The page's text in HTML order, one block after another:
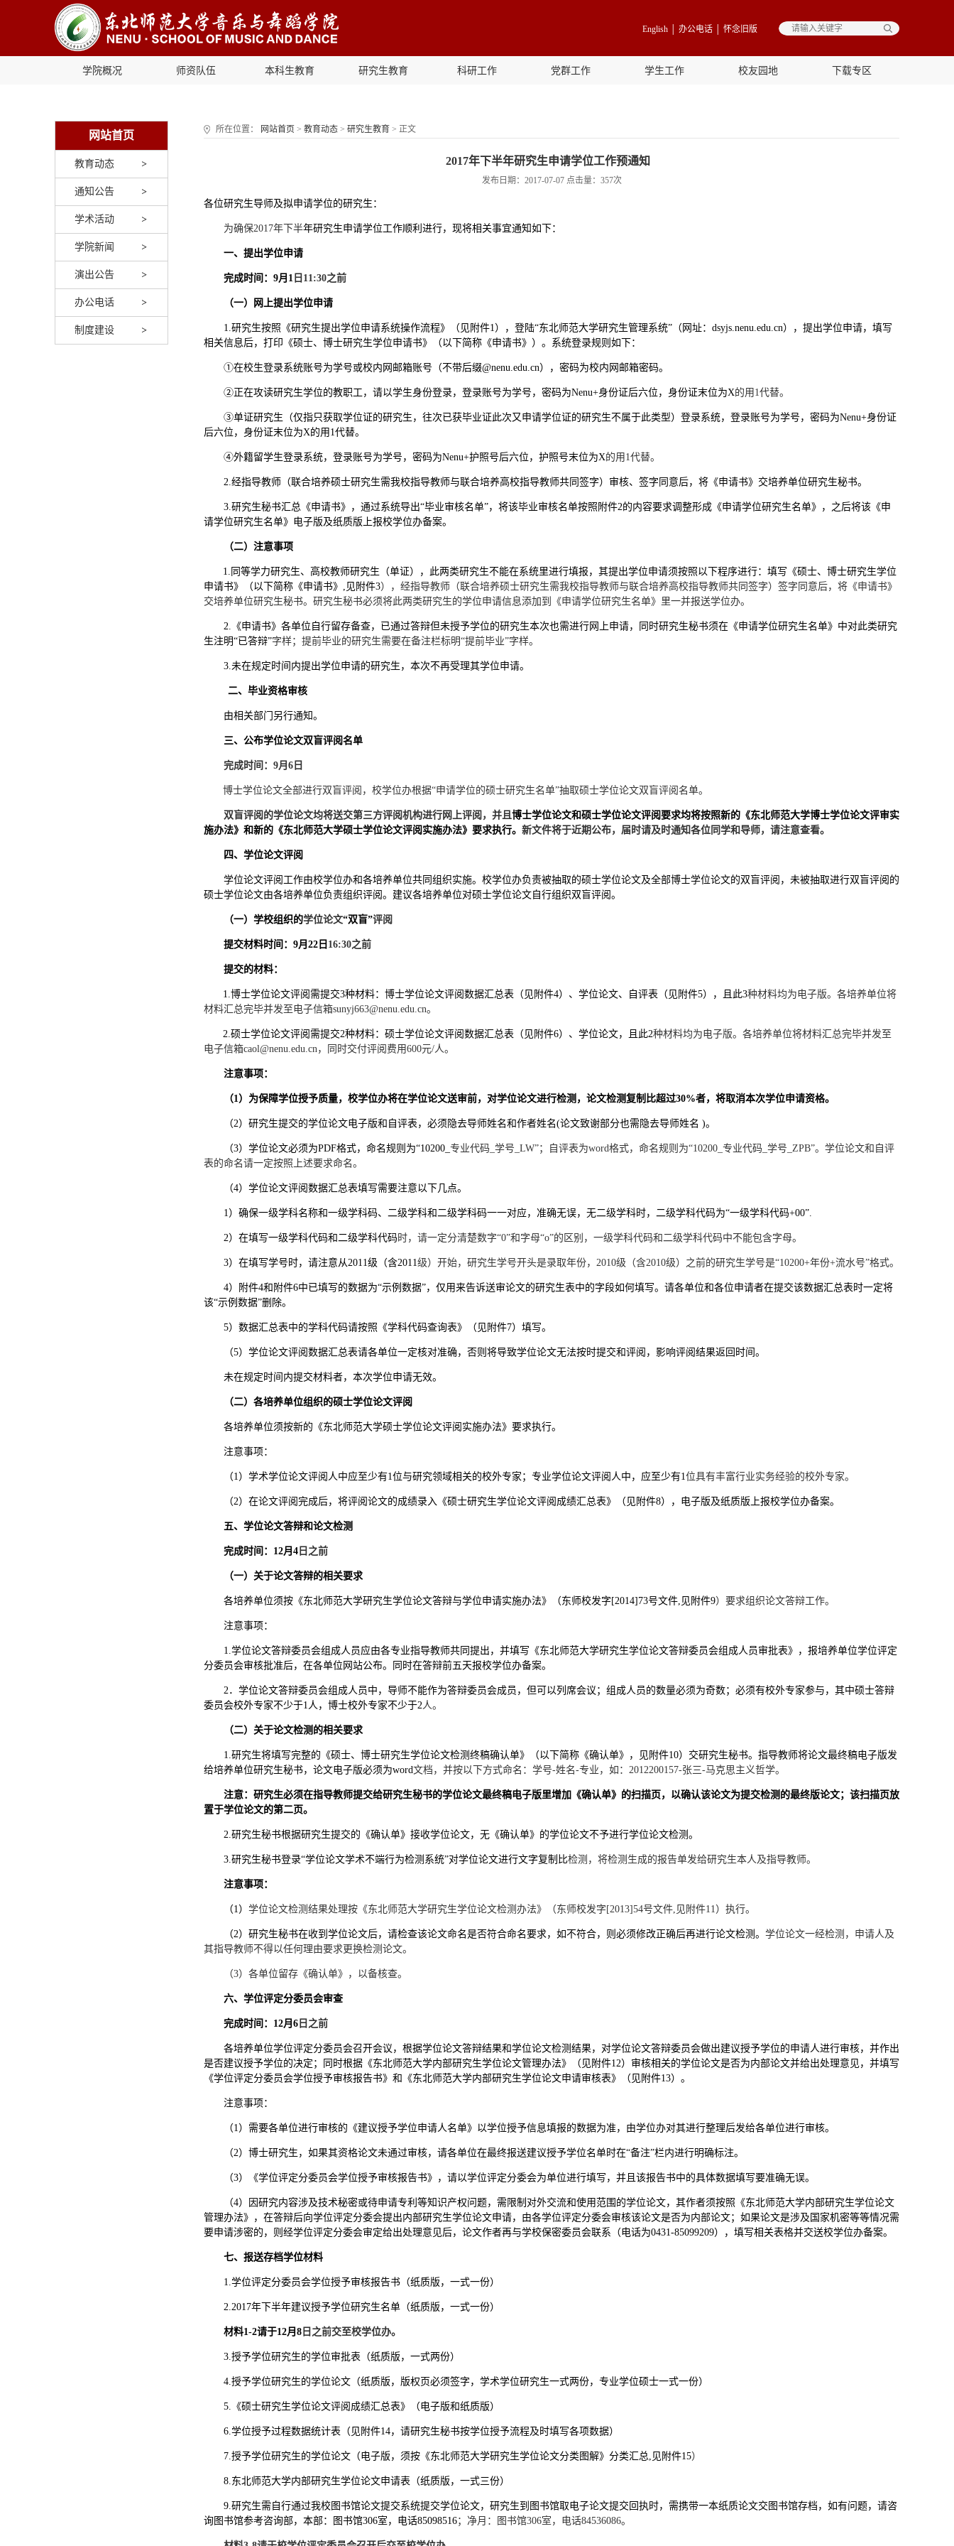
English 办公电话 怀念旧版
学院概况 师资队伍 本科生教育 研究生教育 科研工作 党群工作 学生工作 校友园地 下载专区
网站首页
教育动态
通知公告
学术活动
学院新闻
演出公告
办公电话
制度建设
所在位置： 网站首页 > 教育动态 > 研究生教育 > 正文
2017年下半年研究生申请学位工作预通知
发布日期：2017-07-07 点击量： 357次
各位研究生导师及拟申请学位的研究生：
为确保2017年下半年研究生申请学位工作顺利进行，现将相关事宜通知如下：
一、提出学位申请
完成时间： 9月 1 日 11:30之前
（一）网上提出学位申请
1.研究生按照《研究生提出学位申请系统操作流程》（见附件1），登陆“东北师范大学研究生管理系统”（网址： dsyjs.nenu.edu.cn），提出学位申请，填写
相关信息后，打印《硕士、博士研究生学位申请书》（以下简称《申请书》）。 系统登录规则如下：
①在校生登录系统账号为学号或校内网邮箱账号（不带后缀@nenu.edu.cn），密码为校内网邮箱密码。
②正在攻读研究生学位的教职工，请以学生身份登录，登录账号为学号，密码为Nenu+身份证后六位，身份证末位为X的用 1代替。
③单证研究生（仅指只获取学位证的研究生，往次已获毕业证此次又申请学位证的研究生不属于此类型）登录系统，登录账号为学号，密码为Nenu+身份证
后六位，身份证末位为X的用1代替。
④外籍留学生登录系统，登录账号为学号，密码为Nenu+护照号后六位，护照号末位为X的用 1代替。
2.经指导教师（联合培养硕士研究生需我校指导教师与联合培养高校指导教师共同签字）审核、签字同意后，将《申请书》交培养单位研究生秘书。
3.研究生秘书汇总《申请书》，通过系统导出“毕业审核名单”，将该毕业审核名单按照附件2的内容要求调整形成《申请学位研究生名单》，之后将该《申
请学位研究生名单》电子版及纸质版上报校学位办备案。
（二）注意事项
1.同等学力研究生、高校教师研究生（单证），此两类研究生不能在系统里进行填报，其提出学位申请须按照以下程序进行：填写《硕士、博士研究生学位
申请书》（以下简称《申请书》, 见附件3），经指导教师（联合培养硕士研究生需我校指导教师与联合培养高校指导教师共同签字）签字同意后，将《申请书》
交培养单位研究生秘书。研究生秘书必须将此两类研究生的学位申请信息添加到《申请学位研究生名单》里一并报送学位办。
2.《申请书》各单位自行留存备查，已通过答辩但未授予学位的研究生本次也需进行网上申请，同时研究生秘书须在《申请学位研究生名单》中对此类研究
生注明“已答辩”字样；提前毕业的研究生需要在备注栏标明“提前毕业”字样。
3.未在规定时间内提出学位申请的研究生，本次不再受理其学位申请。
二、毕业资格审核
由相关部门另行通知。
三、公布学位论文双盲评阅名单
完成时间： 9月 6 日
博士学位论文全部进行双盲评阅，校学位办根据“申请学位的硕士研究生名单”抽取硕士学位论文双盲评阅名单。
双盲评阅的学位论文均将送交第三方评阅机构进行网上评阅 ，并且博士学位论文和硕士学位论文评阅要求均将按照新的《东北师范大学博士学位论文评审实
施办法》和新的《东北师范大学硕士学位论文评阅实施办法》 要求执行。 新文件将于近期公布，届时请及时通知各位同学和导师，请注意查看。
四、学位论文评阅
学位论文评阅工作由校学位办和各培养单位共同组织实施。校学位办负责被抽取的硕士学位论文及全部博士学位论文的双盲评阅，未被抽取进行双盲评阅的
硕士学位论文由各培养单位负责组织评阅。建议各培养单位对硕士学位论文自行组织双盲评阅。
（一）学校组织的学位论文“双盲”评阅
提交材料时间： 9月22 日 16:30之前
提交的材料：
1.博士学位论文评阅需提交3种材料：博士学位论文评阅数据汇总表（见附件4）、学位论文、自评表 （见附件5） ，且此3种材料均为电子版。 各培养单位将
材料汇总完毕并发至电子信箱sunyj663@nenu.edu.cn。
2.硕士学位论文评阅需提交2种材料：硕士学位论文评阅数据汇总表（见附件6）、学位论文，且此2种材料均为电子版。各培养单位将材料汇总完毕并发至
电子信箱caol@nenu.edu.cn，同时交付评阅费用600元/人。
注意事项：
（1）为保障学位授予质量，校学位办将在学位论文送审前，对学位论文进行检测，论文检测复制比超过30%者，将取消本次学位申请资格。
（2）研究生提交的学位论文电子版和自评表，必须隐去导师姓名和作者姓名(论文致谢部分也需隐去导师姓名 )。
（3）学位论文必须为PDF格式，命名规则为“10200_ 专业代码 _学号_LW”；自评表为word格式，命名规则为“10200_专业代码_学号_ZPB”。学位论文和自评
表的命名请一定按照上述要求命名。
（4）学位论文评阅数据汇总表填写需要注意以下几点。
1）确保一级学科名称和一级学科码、二级学科和二级学科码一一对应，准确无误，无二级学科时，二级学科代码为“一级学科代码+00”.
2）在填写一级学科代码和二级学科代码时，请一定分清楚数字“0”和字母“o”的区别，一级学科代码和二级学科代码中不能包含字母。
3）在填写学号时，请注意从2011级（含2011级）开始， 研究生学号开头是录取年份， 2010级（含2010级）之前的研究生学号是“10200+年份+流水号”格式。
4）附件4和附件6中 已填写的数据为“示例数据”，仅用来告诉送审论文的研究生表中的字段如何填写。请各单位和各位申请者在提交该数据汇总表时一定将
该“示例数据”删除。
5）数据汇总表中的学科代码请按照《学科代码查询表》（见附件7）填写。
（5）学位论文评阅数据汇总表请各单位一定核对准确，否则将导致学位论文无法按时提交和评阅，影响评阅结果返回时间。
未在规定时间内提交材料者，本次学位申请无效。
（二）各培养单位组织的硕士学位论文评阅
各培养单位须按新的《东北师范大学硕士学位论文评阅实施办法》要求执行。
注意事项：
（1）学术学位论文评阅人中应至少有1位与研究领域相关的校外专家；专业学位论文评阅人中，应至少有1位具有丰富行业实务经验的校外专家。
（2）在论文评阅完成后，将评阅论文的成绩录入《硕士研究生学位论文评阅成绩汇总表》（见附件8），电子版及纸质版上报校学位办备案。
五、学位论文答辩和论文检测
完成时间： 12月 4 日之前
（一）关于论文答辩的相关要求
各培养单位须按《东北师范大学研究生学位论文答辩与学位申请实施办法》（东师校发字 [2014]73号文件, 见附件9）要求组织论文答辩工作。
注意事项：
1.学位论文答辩委员会组成人员应由各专业指导教师共同提出，并填写《东北师范大学研究生学位论文答辩委员会组成人员审批表》，报培养单位学位评定
分委员会审核批准后，在各单位网站公布。同时在答辩前五天报校学位办备案。
2．学位论文答辩委员会组成人员中，导师不能作为答辩委员会成员，但可以列席会议；组成人员的数量必须为奇数；必须有校外专家参与，其中硕士答辩
委员会校外专家不少于1人，博士校外专家不少于2人。
（二）关于论文检测的相关要求
1.研究生将填写完整的《硕士、博士研究生学位论文检测终稿确认单》（以下简称《确认单》，见附件10）交研究生秘书。指导教师将论文最终稿电子版发
给培养单位研究生秘书，论文电子版必须为word文档，并按以下方式命名：学号-姓名-专业，如：2012200157-张三-马克思主义哲学。
注意：研究生必须在指导教师提交给研究生秘书的学位论文最终稿电子版里增加《确认单》的扫描页，以确认该论文为提交检测的最终版论文；该扫描页放
置于学位论文的第二页。
2.研究生秘书根据研究生提交的《确认单》接收学位论文，无《确认单》的学位论文不予进行学位论文检测。
3.研究生秘书登录“学位论文学术不端行为检测系统”对学位论文进行文字复制比检测 ， 将检测生成的报告单发给研究生本人及指导教师。
注意事项：
（1） 学位论文检测结果处理按《东北师范大学研究生学位论文检测办法》（东师校发字 [2013]54号文件,见附件11）执行。
（2）研究生秘书在收到学位论文后，请检查该论文命名是否符合命名要求，如不符合，则必须修改正确后再进行论文检测。 学位论文一经检测，申请人及
其指导教师不得以任何理由要求更换检测论文。
（3）各单位留存《确认单》，以备核查。
六、学位评定分委员会审查
完成时间： 12月 6 日之前
各培养单位学位评定分委员会召开会议，根据学位论文答辩结果和学位论文检测结果，对学位论文答辩委员会做出建议授予学位的申请人进行审核，并作出
是否建议授予学位的决定；同时根据《东北师范大学内部研究生学位论文管理办法》（见附件12） 审核相关的学位论文是否为内部论文并给出处理意见，并填写
《学位评定分委员会学位授予审核报告书》和《东北师范大学内部研究生学位论文申请审核表》（见附件13） 。
注意事项：
（1）需要各单位进行审核的《建议授予学位申请人名单》以学位授予信息填报的数据为准，由学位办对其进行整理后发给各单位进行审核。
（2）博士研究生，如果其资格论文未通过审核，请各单位在最终报送建议授予学位名单时在“备注”栏内进行明确标注。
（3）《学位评定分委员会学位授予审核报告书》，请以学位评定分委会为单位进行填写，并且该报告书中的具体数据填写要准确无误。
（4）因研究内容涉及技术秘密或待申请专利等知识产权问题，需限制对外交流和使用范围的学位论文，其作者须按照《东北师范大学内部研究生学位论文
管理办法》 ，在答辩后向学位评定分委会提出内部研究生学位论文申请， 由各学位评定分委会审核该论文是否为内部论文；如果论文是涉及国家机密等等情况需
要申请涉密的，则经学位评定分委会审定给出处理意见后，论文作者再与学校保密委员会联系（电话为0431-85099209），填写相关表格并交送校学位办备案。
七、报送存档学位材料
1.学位评定分委员会学位授予审核报告书（纸质版，一式一份）
2.2017年下半年建议授予学位研究生名单（纸质版，一式一份）
材料1-2请于12月 8 日 之前交至校学位办。
3.授予学位研究生的学位审批表（纸质版，一式两份）
4.授予学位研究生的学位论文（纸质版，版权页必须签字，学术学位研究生一式两份，专业学位硕士一式一份）
5.《硕士研究生学位论文评阅成绩汇总表》（电子版和纸质版）
6.学位授予过程数据统计表（见附件14，请研究生秘书按学位授予流程及时填写各项数据）
7.授予学位研究生的学位论文（电子版，须按《东北师范大学研究生学位论文分类图解》分类汇总, 见附件15）
8.东北师范大学内部研究生学位论文申请表（纸质版，一式三份）
9.研究生需自行通过我校图书馆论文提交系统提交学位论文，研究生到图书馆取电子论文提交回执时，需携带一本纸质论文交图书馆存档，如有问题，请咨
询图书馆参考咨询部，本部：图书馆306室，电话85098516；净月：图书馆306室，电话84536086。